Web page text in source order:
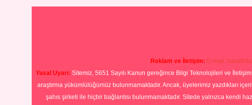
Reklam ve İletişim: E-mail:
Yasal Uyarı: Sitemiz, 5651 Sayılı Kanun gereğince Bilgi Teknolojileri ve
araştırma yükümlülüğümüz bulunmamaktadır. Ancak, üyelerimiz yazdıkları
şahıs şirketi ile hiçbir bağlantısı bulunmamaktadır. Sitede yalnızca kendi